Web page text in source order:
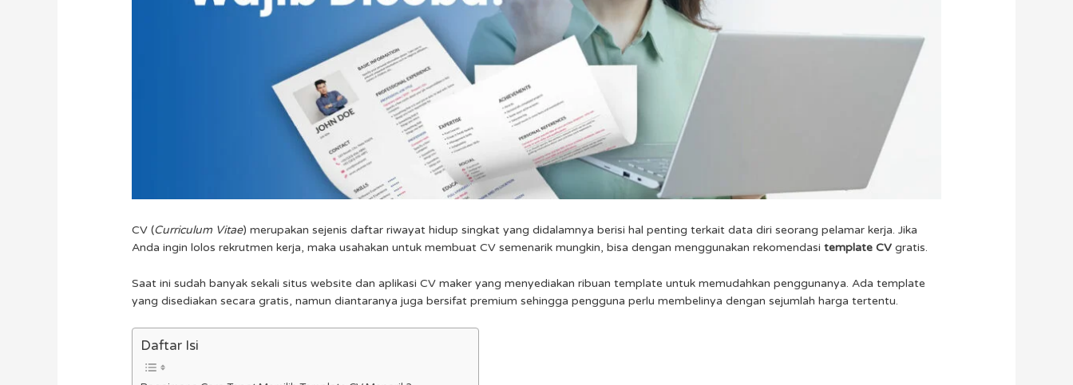
CV (Curriculum Vitae) merupakan sejenis daftar riwayat hidup singkat yang didalamnya berisi hal penting terkait data diri seorang pelamar kerja. Jika
Anda ingin lolos rekrutmen kerja, maka usahakan untuk membuat CV semenarik mungkin, bisa dengan menggunakan rekomendasitemplate CV gratis.
Saat ini sudah banyak sekali situs website dan aplikasi CV maker yang menyediakan ribuan template untuk memudahkan penggunanya. Ada template
yang disediakan secara gratis, namun diantaranya juga bersifat premium sehingga pengguna perlu membelinya dengan sejumlah harga tertentu.
Daftar Isi